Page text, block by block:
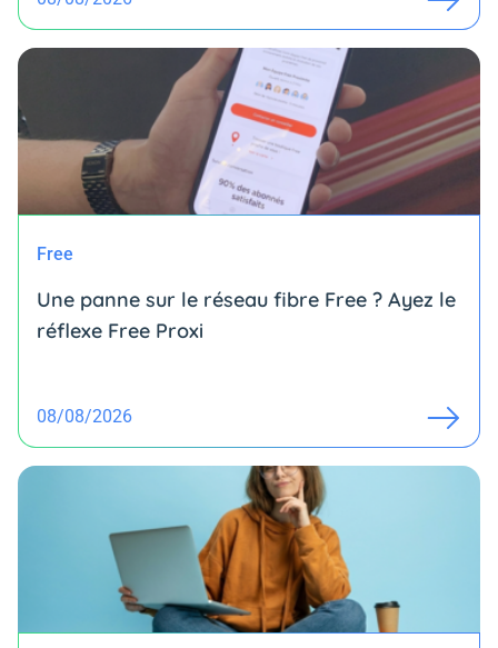
Free
Une panne sur le réseau fibre Free ? Ayez le
réflexe Free Proxi
08/08/2026